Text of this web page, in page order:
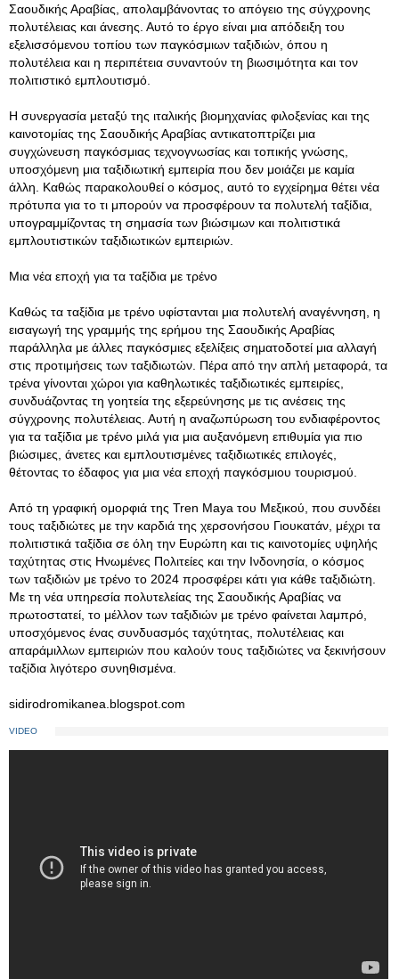
Σαουδικής Αραβίας, απολαμβάνοντας το απόγειο της σύγχρονης
πολυτέλειας και άνεσης. Αυτό το έργο είναι μια απόδειξη του
εξελισσόμενου τοπίου των παγκόσμιων ταξιδιών, όπου η
πολυτέλεια και η περιπέτεια συναντούν τη βιωσιμότητα και τον
πολιτιστικό εμπλουτισμό.
Η συνεργασία μεταξύ της ιταλικής βιομηχανίας φιλοξενίας και της
καινοτομίας της Σαουδικής Αραβίας αντικατοπτρίζει μια
συγχώνευση παγκόσμιας τεχνογνωσίας και τοπικής γνώσης,
υποσχόμενη μια ταξιδιωτική εμπειρία που δεν μοιάζει με καμία
άλλη. Καθώς παρακολουθεί ο κόσμος, αυτό το εγχείρημα θέτει νέα
πρότυπα για το τι μπορούν να προσφέρουν τα πολυτελή ταξίδια,
υπογραμμίζοντας τη σημασία των βιώσιμων και πολιτιστικά
εμπλουτιστικών ταξιδιωτικών εμπειριών.
Μια νέα εποχή για τα ταξίδια με τρένο
Καθώς τα ταξίδια με τρένο υφίστανται μια πολυτελή αναγέννηση, η
εισαγωγή της γραμμής της ερήμου της Σαουδικής Αραβίας
παράλληλα με άλλες παγκόσμιες εξελίξεις σηματοδοτεί μια αλλαγή
στις προτιμήσεις των ταξιδιωτών. Πέρα από την απλή μεταφορά, τα
τρένα γίνονται χώροι για καθηλωτικές ταξιδιωτικές εμπειρίες,
συνδυάζοντας τη γοητεία της εξερεύνησης με τις ανέσεις της
σύγχρονης πολυτέλειας. Αυτή η αναζωπύρωση του ενδιαφέροντος
για τα ταξίδια με τρένο μιλά για μια αυξανόμενη επιθυμία για πιο
βιώσιμες, άνετες και εμπλουτισμένες ταξιδιωτικές επιλογές,
θέτοντας το έδαφος για μια νέα εποχή παγκόσμιου τουρισμού.
Από τη γραφική ομορφιά της Tren Maya του Μεξικού, που συνδέει
τους ταξιδιώτες με την καρδιά της χερσονήσου Γιουκατάν, μέχρι τα
πολιτιστικά ταξίδια σε όλη την Ευρώπη και τις καινοτομίες υψηλής
ταχύτητας στις Ηνωμένες Πολιτείες και την Ινδονησία, ο κόσμος
των ταξιδιών με τρένο το 2024 προσφέρει κάτι για κάθε ταξιδιώτη.
Με τη νέα υπηρεσία πολυτελείας της Σαουδικής Αραβίας να
πρωτοστατεί, το μέλλον των ταξιδιών με τρένο φαίνεται λαμπρό,
υποσχόμενος ένας συνδυασμός ταχύτητας, πολυτέλειας και
απαράμιλλων εμπειριών που καλούν τους ταξιδιώτες να ξεκινήσουν
ταξίδια λιγότερο συνηθισμένα.
sidirodromikanea.blogspot.com
VIDEO